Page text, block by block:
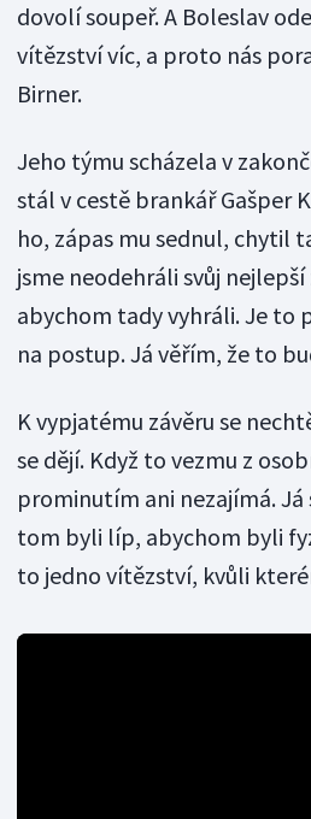
dovolí soupeř. A Boleslav
vítězství víc, a proto nás
Birner.
Jeho týmu scházela v
stál v cestě brankář Gašper
ho, zápas mu sednul, chytil
jsme neodehráli svůj
abychom tady vyhráli. Je to
na postup. Já věřím, že to
K vypjatému závěru se
se dějí. Když to vezmu z
prominutím ani nezajímá.
tom byli líp, abychom byli
to jedno vítězství, kvůli